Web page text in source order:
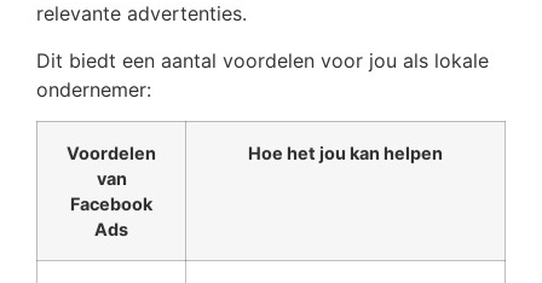
relevante advertenties.
Dit biedt een aantal voordelen voor jou als lokale
ondernemer:
Voordelen
van
Facebook
Ads
Hoe het jou kan helpen